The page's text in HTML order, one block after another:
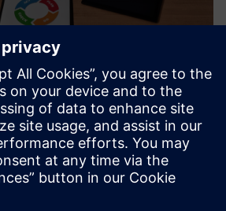
Management
with SENTRON Digital for
flows - from consulting and
and analysis